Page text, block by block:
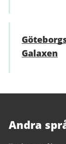
Galaxen
Andra